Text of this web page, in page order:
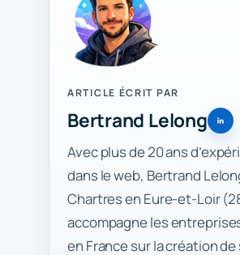
ARTICLE ÉCRIT PAR
Bertrand Lelong
Avec plus de 20 ans
dans le web, Bertrand
Chartres en Eure-et-Loir
accompagne les
en France sur la création